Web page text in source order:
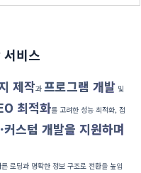
비스
제작과 프로그램 개발 및
최적화를 고려한 성능 최적화, 접
커스텀 개발을 지원하며
로딩과 명확한 정보 구조로 전환을 높입